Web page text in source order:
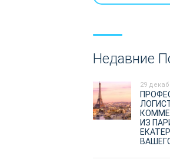
Недавние
29
ИЗ